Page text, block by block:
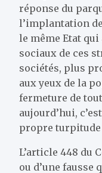
réponse du
l’implantation
le même Etat
sociaux de ces
sociétés, plus
aux yeux de la
fermeture de
aujourd’hui,
propre turpitude
L’article 448 du
ou d’une fausse